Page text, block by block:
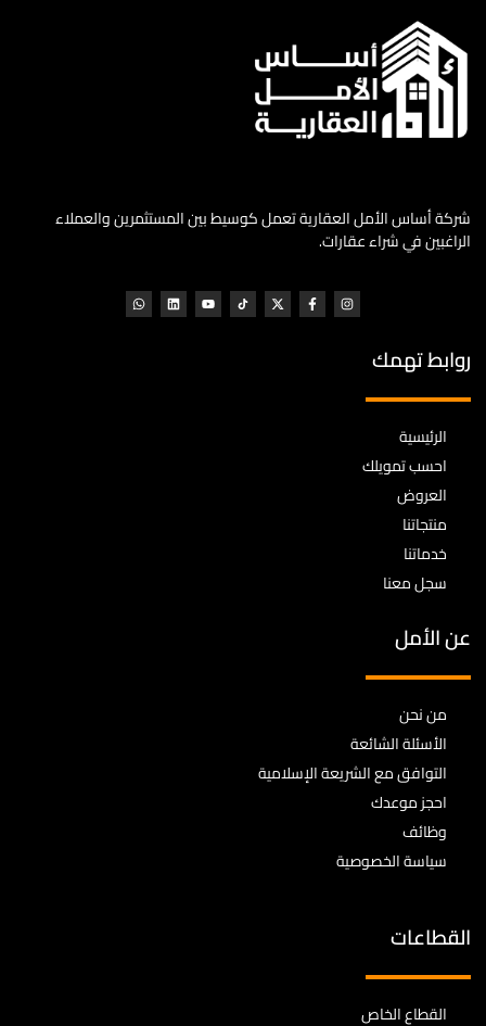
شركة أساس الأمل العقارية تعمل كوسيط بين المستثمرين والعملاء
الراغبين في شراء عقارات.
روابط تهمك
الرئيسية
احسب تمويلك
العروض
منتجاتنا
خدماتنا
سجل معنا
عن الأمل
من نحن
الأسئلة الشائعة
التوافق مع الشريعة الإسلامية
احجز موعدك
وظائف
سياسة الخصوصية
القطاعات
القطاع الخاص